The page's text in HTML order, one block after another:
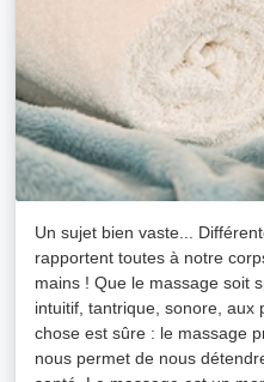
Un sujet bien vaste...
rapportent toutes à notre
mains ! Que le massage soit
intuitif, tantrique, sonore, aux
chose est sûre : le massage
nous permet de nous